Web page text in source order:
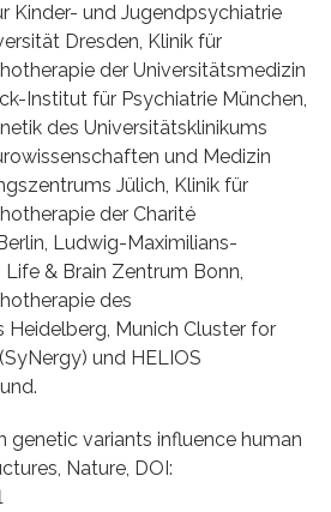
Kinder- und Jugendpsychiatrie
Dresden, Klinik für
der Universitätsmedizin
Institut für Psychiatrie München,
des Universitätsklinikums
und Medizin
Jülich, Klinik für
der Charité
Ludwig-Maximilians-
& Brain Zentrum Bonn,
des
Heidelberg, Munich Cluster for
und HELIOS
genetic variants influence human
Nature, DOI: